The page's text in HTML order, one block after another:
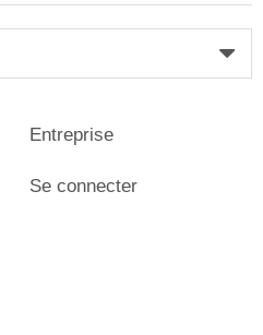
Entreprise
Se connecter